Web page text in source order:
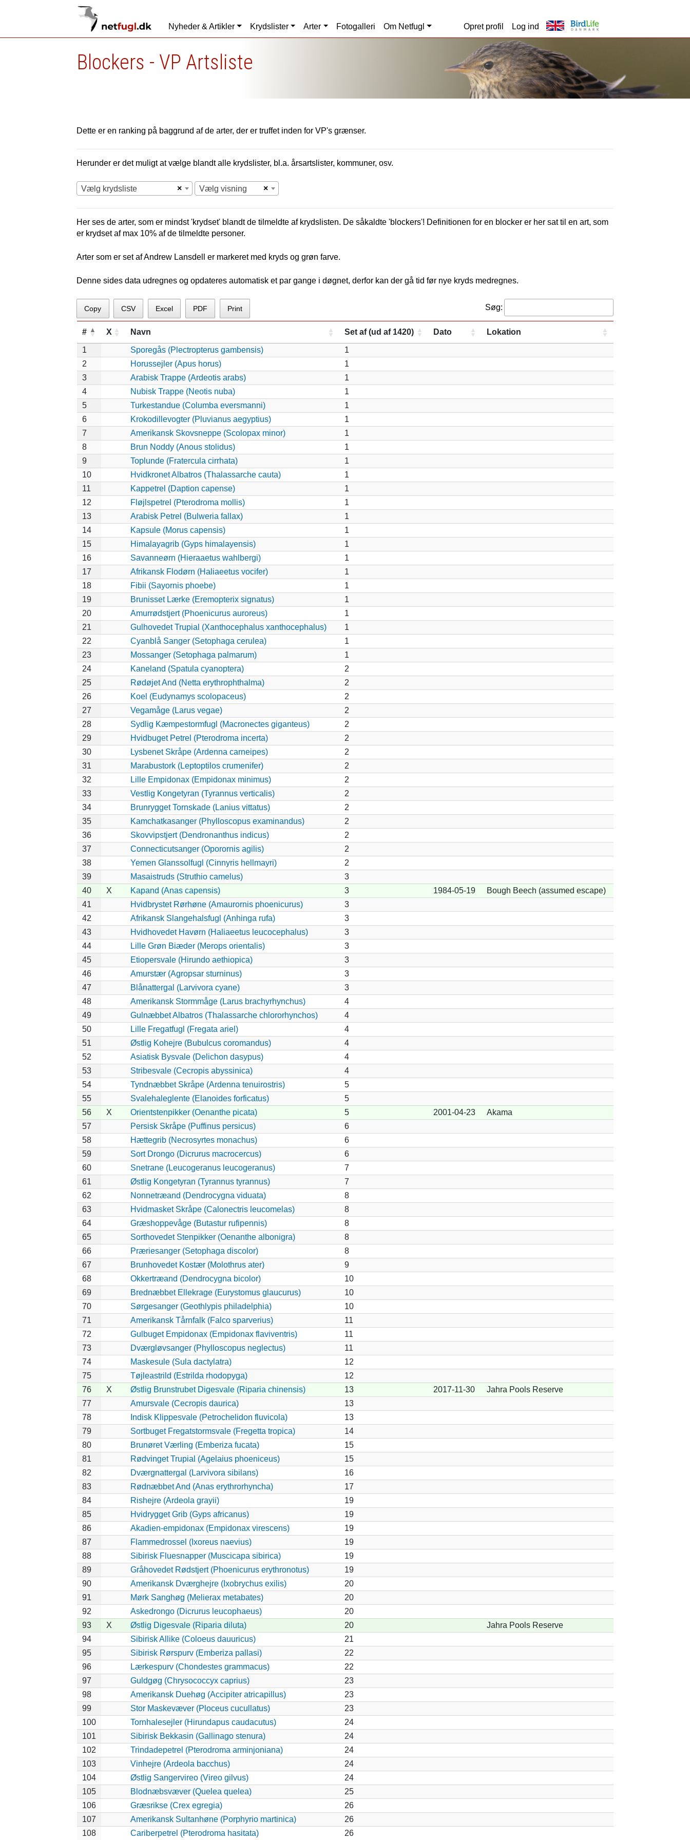
Nyheder & Artikler Krydslister Arter Fotogalleri Om Netfugl Opret profil Log ind
Blockers - VP Artsliste
Dette er en ranking på baggrund af de arter, der er truffet inden for VP's grænser.
Herunder er det muligt at vælge blandt alle krydslister, bl.a. årsartslister, kommuner, osv.
×
Vælg krydsliste ×
Vælg visning
Her ses de arter, som er mindst 'krydset' blandt de tilmeldte af krydslisten. De såkaldte 'blockers'! Definitionen for en blocker er her sat til en art, som
er krydset af max 10% af de tilmeldte personer.
Arter som er set af Andrew Lansdell er markeret med kryds og grøn farve.
Denne sides data udregnes og opdateres automatisk et par gange i døgnet, derfor kan der gå tid før nye kryds medregnes.
Copy CSV Excel PDF Print Søg:
# X Navn Set af (ud af 1420) Dato Lokation
1 Sporegås (Plectropterus gambensis)
1
2
Horussejler (Apus horus)
1
3
Arabisk Trappe (Ardeotis arabs)
1
4
Nubisk Trappe (Neotis nuba)
1
5
Turkestandue (Columba eversmanni)
1
6
Krokodillevogter (Pluvianus aegyptius)
1
7
Amerikansk Skovsneppe (Scolopax minor)
1
8
Brun Noddy (Anous stolidus)
1
9
Toplunde (Fratercula cirrhata)
1
10
Hvidkronet Albatros (Thalassarche cauta)
1
11
Kappetrel (Daption capense)
1
12
Fløjlspetrel (Pterodroma mollis)
1
13
Arabisk Petrel (Bulweria fallax)
1
14
Kapsule (Morus capensis)
1
15
Himalayagrib (Gyps himalayensis)
1
16
Savanneørn (Hieraaetus wahlbergi)
1
17
Afrikansk Flodørn (Haliaeetus vocifer)
1
18
Fibii (Sayornis phoebe)
1
19
Brunisset Lærke (Eremopterix signatus)
1
20
Amurrødstjert (Phoenicurus auroreus)
1
21
Gulhovedet Trupial (Xanthocephalus xanthocephalus)
1
22
Cyanblå Sanger (Setophaga cerulea)
1
23
Mossanger (Setophaga palmarum)
1
24
Kaneland (Spatula cyanoptera)
2
25
Rødøjet And (Netta erythrophthalma)
2
26
Koel (Eudynamys scolopaceus)
2
27
Vegamåge (Larus vegae)
2
28
Sydlig Kæmpestormfugl (Macronectes giganteus)
2
29
Hvidbuget Petrel (Pterodroma incerta)
2
30
Lysbenet Skråpe (Ardenna carneipes)
2
31
Marabustork (Leptoptilos crumenifer)
2
32
Lille Empidonax (Empidonax minimus)
2
33
Vestlig Kongetyran (Tyrannus verticalis)
2
34
Brunrygget Tornskade (Lanius vittatus)
2
35
Kamchatkasanger (Phylloscopus examinandus)
2
36
Skovvipstjert (Dendronanthus indicus)
2
37
Connecticutsanger (Oporornis agilis)
2
38
Yemen Glanssolfugl (Cinnyris hellmayri)
2
39
Masaistruds (Struthio camelus)
3
40
X Kapand (Anas capensis) 3 1984-05-19
Bough Beech (assumed escape)
41
Hvidbrystet Rørhøne (Amaurornis phoenicurus)
3
42
Afrikansk Slangehalsfugl (Anhinga rufa)
3
43
Hvidhovedet Havørn (Haliaeetus leucocephalus)
3
44
Lille Grøn Biæder (Merops orientalis)
3
45
Etiopersvale (Hirundo aethiopica)
3
46
Amurstær (Agropsar sturninus)
3
47
Blånattergal (Larvivora cyane)
3
48
Amerikansk Stormmåge (Larus brachyrhynchus)
4
49
Gulnæbbet Albatros (Thalassarche chlororhynchos)
4
50
Lille Fregatfugl (Fregata ariel)
4
51
Østlig Kohejre (Bubulcus coromandus)
4
52
Asiatisk Bysvale (Delichon dasypus)
4
53
Stribesvale (Cecropis abyssinica)
4
54
Tyndnæbbet Skråpe (Ardenna tenuirostris)
5
55
Svalehaleglente (Elanoides forficatus)
5
56
X Orientstenpikker (Oenanthe picata) 5 2001-04-23
Akama
57
Persisk Skråpe (Puffinus persicus)
6
58
Hættegrib (Necrosyrtes monachus)
6
59
Sort Drongo (Dicrurus macrocercus)
6
60
Snetrane (Leucogeranus leucogeranus)
7
61
Østlig Kongetyran (Tyrannus tyrannus)
7
62
Nonnetræand (Dendrocygna viduata)
8
63
Hvidmasket Skråpe (Calonectris leucomelas)
8
64
Græshoppevåge (Butastur rufipennis)
8
65
Sorthovedet Stenpikker (Oenanthe albonigra)
8
66
Præriesanger (Setophaga discolor)
8
67
Brunhovedet Kostær (Molothrus ater)
9
68
Okkertræand (Dendrocygna bicolor)
10
69
Brednæbbet Ellekrage (Eurystomus glaucurus)
10
70
Sørgesanger (Geothlypis philadelphia)
10
71
Amerikansk Tårnfalk (Falco sparverius)
11
72
Gulbuget Empidonax (Empidonax flaviventris)
11
73
Dværgløvsanger (Phylloscopus neglectus)
11
74
Maskesule (Sula dactylatra)
12
75
Tøjleastrild (Estrilda rhodopyga)
12
76
X Østlig Brunstrubet Digesvale (Riparia chinensis) 13 2017-11-30
Jahra Pools Reserve
77
Amursvale (Cecropis daurica)
13
78
Indisk Klippesvale (Petrochelidon fluvicola)
13
79
Sortbuget Fregatstormsvale (Fregetta tropica)
14
80
Brunøret Værling (Emberiza fucata)
15
81
Rødvinget Trupial (Agelaius phoeniceus)
15
82
Dværgnattergal (Larvivora sibilans)
16
83
Rødnæbbet And (Anas erythrorhyncha)
17
84
Rishejre (Ardeola grayii)
19
85
Hvidrygget Grib (Gyps africanus)
19
86
Akadien-empidonax (Empidonax virescens)
19
87
Flammedrossel (Ixoreus naevius)
19
88
Sibirisk Fluesnapper (Muscicapa sibirica)
19
89
Gråhovedet Rødstjert (Phoenicurus erythronotus)
19
90
Amerikansk Dværghejre (Ixobrychus exilis)
20
91
Mørk Sanghøg (Melierax metabates)
20
92
Askedrongo (Dicrurus leucophaeus)
20
93
X Østlig Digesvale (Riparia diluta) 20
Jahra Pools Reserve
94
Sibirisk Allike (Coloeus dauuricus)
21
95
Sibirisk Rørspurv (Emberiza pallasi)
22
96
Lærkespurv (Chondestes grammacus)
22
97
Guldgøg (Chrysococcyx caprius)
23
98
Amerikansk Duehøg (Accipiter atricapillus)
23
99
Stor Maskevæver (Ploceus cucullatus)
23
100
Tornhalesejler (Hirundapus caudacutus)
24
101
Sibirisk Bekkasin (Gallinago stenura)
24
102
Trindadepetrel (Pterodroma arminjoniana)
24
103
Vinhejre (Ardeola bacchus)
24
104
Østlig Sangervireo (Vireo gilvus)
24
105
Blodnæbsvæver (Quelea quelea)
25
106
Græsrikse (Crex egregia)
26
107
Amerikansk Sultanhøne (Porphyrio martinica)
26
108
Cariberpetrel (Pterodroma hasitata) 26